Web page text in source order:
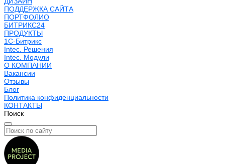
ПОДДЕРЖКА САЙТА
ПОРТФОЛИО
БИТРИКС24
ПРОДУКТЫ
1С-Битрикс
Intec. Решения
Intec. Модули
О КОМПАНИИ
Вакансии
Отзывы
Блог
Политика конфиденциальности
КОНТАКТЫ
Поиск